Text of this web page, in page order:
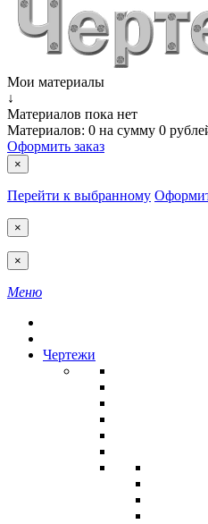
Мои материалы
↓
Материалов пока нет
Материалов: 0 на сумму 0
Оформить заказ
×
Перейти к выбранному
×
×
Меню
Чертежи